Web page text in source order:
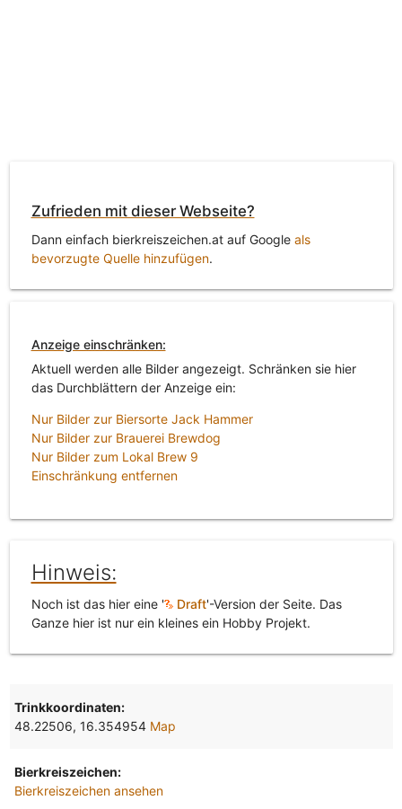
Zufrieden mit dieser Webseite?
Dann einfach bierkreiszeichen.at auf Google als
bevorzugte Quelle hinzufügen.
Anzeige einschränken:
Aktuell werden alle Bilder angezeigt. Schränken sie hier
das Durchblättern der Anzeige ein:
Nur Bilder zur Biersorte Jack Hammer
Nur Bilder zur Brauerei Brewdog
Nur Bilder zum Lokal Brew 9
Einschränkung entfernen
Hinweis:
Noch ist das hier eine ' Draft'-Version der Seite. Das
Ganze hier ist nur ein kleines ein Hobby Projekt.
Trinkkoordinaten:
48.22506, 16.354954 Map
Bierkreiszeichen:
Bierkreiszeichen ansehen